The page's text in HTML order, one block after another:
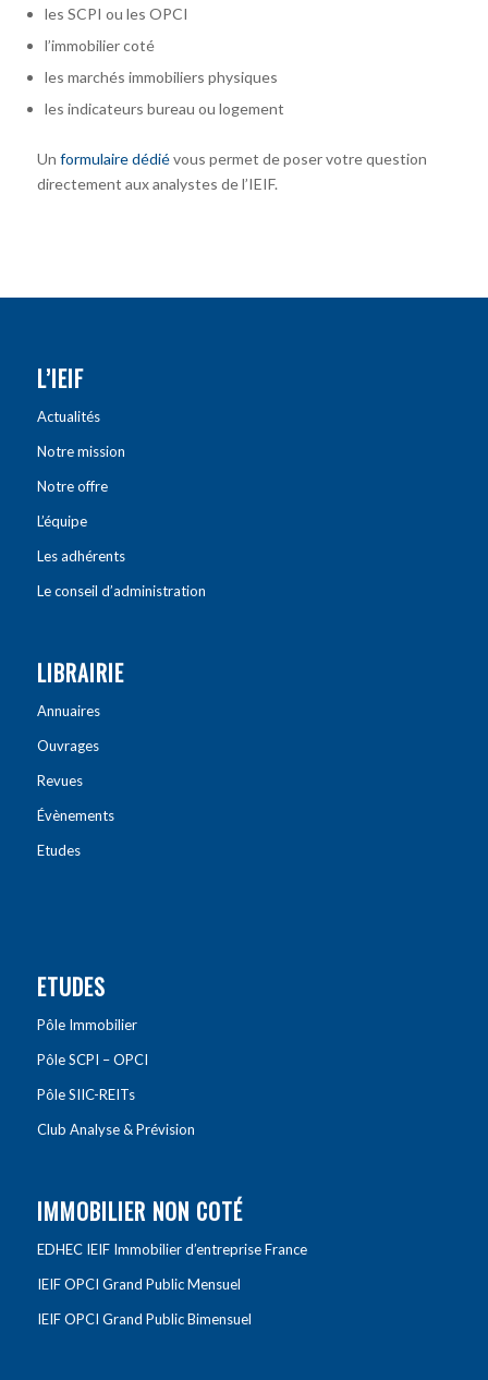
les SCPI ou les OPCI
l’immobilier coté
les marchés immobiliers physiques
les indicateurs bureau ou logement
Un formulaire dédiévous permet de poser votre question
directement aux analystes de l’IEIF.
L’IEIF
Actualités
Notre mission
Notre offre
L’équipe
Les adhérents
Le conseil d’administration
LIBRAIRIE
Annuaires
Ouvrages
Revues
Évènements
Etudes
ETUDES
Pôle Immobilier
Pôle SCPI – OPCI
Pôle SIIC-REITs
Club Analyse & Prévision
IMMOBILIER NON COTÉ
EDHEC IEIF Immobilier d’entreprise France
IEIF OPCI Grand Public Mensuel
IEIF OPCI Grand Public Bimensuel